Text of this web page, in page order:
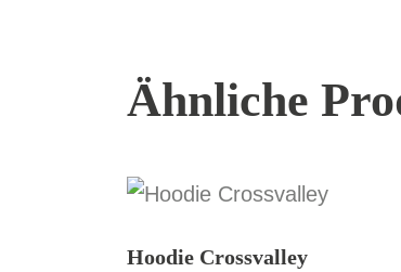
Ähnliche
Hoodie Crossvalley